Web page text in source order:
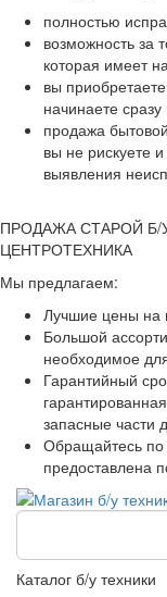
полностью
возможность за
которая имеет
вы
начинаете
продажа
вы не рискуете
выявления
ПРОДАЖА СТАРОЙ Б/
ЦЕНТРОТЕХНИКА
Мы предлагаем:
Лучшие цены на
Большой
необходимое
Гарантийный
запасные части
Обращайтесь по
предоставлена
Каталог б/у техники